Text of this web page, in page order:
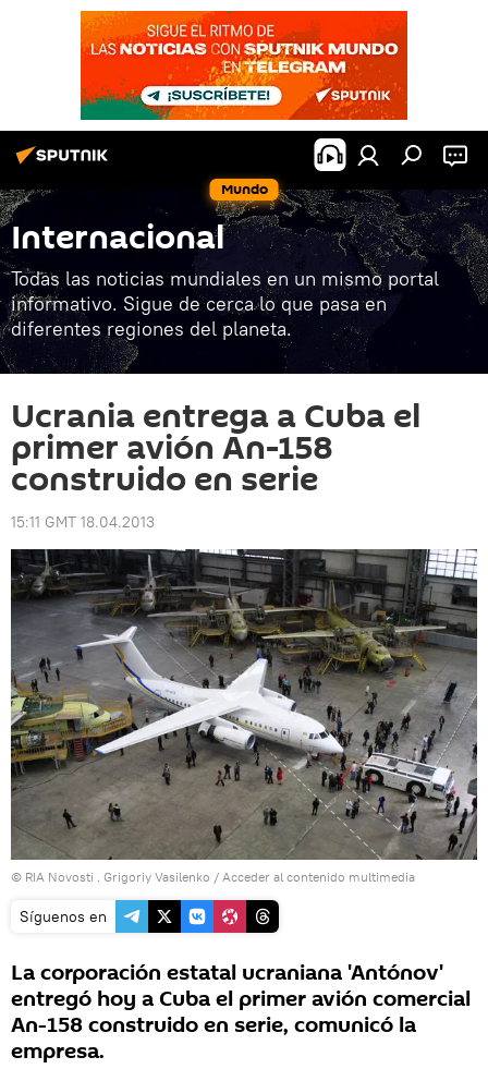
Mundo
Internacional
Todas las noticias mundiales en un mismo portal
informativo. Sigue de cerca lo que pasa en
diferentes regiones del planeta.
Ucrania entrega a Cuba el
primer avión An-158
construido en serie
15:11 GMT 18.04.2013
© RIA Novosti . Grigoriy Vasilenko / Acceder al contenido multimedia
Síguenos en
La corporación estatal ucraniana 'Antónov'
entregó hoy a Cuba el primer avión comercial
An-158 construido en serie, comunicó la
empresa.